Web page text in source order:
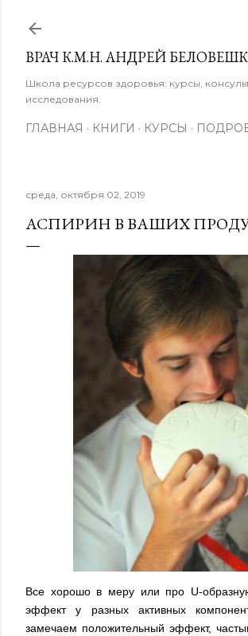
ВРАЧ К.М.Н. АНДРЕЙ
Школа ресурсов здоровья: курсы,
исследования.
ГЛАВНАЯ КНИГИ КУРСЫ
среда, октября 02, 2019
АСПИРИН В ВАШИХ
Все хорошо в меру или про U-
эффект у разных активных
замечаем положительный эффект,